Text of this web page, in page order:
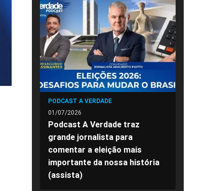
PODCAST A VERDADE
01/07/2026
Podcast A Verdade traz
grande jornalista para
comentar a eleição mais
importante da nossa história
(assista)